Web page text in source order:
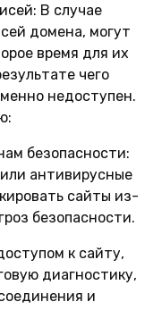
В случае
домена, могут
время для их
чего
недоступен.
безопасности:
антивирусные
сайты из-
безопасности.
к сайту,
диагностику,
и